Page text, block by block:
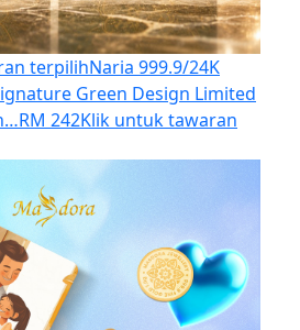
terpilihNaria 999.9/24K
Green Design Limited
RM 242Klik untuk tawaran